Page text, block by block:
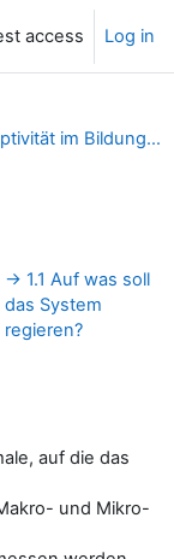
access Log in
1. Modell der Adaptivität im Bildungskontext
→ 1.1 Auf was soll
das System
regieren?
auf die das
und Mikro-